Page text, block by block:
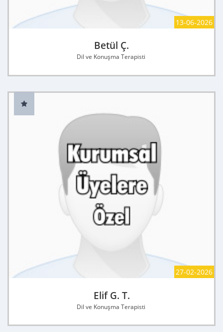
13-06-2026
Betül Ç.
Dil ve Konuşma Terapisti
27-02-2026
Elif G. T.
Dil ve Konuşma Terapisti